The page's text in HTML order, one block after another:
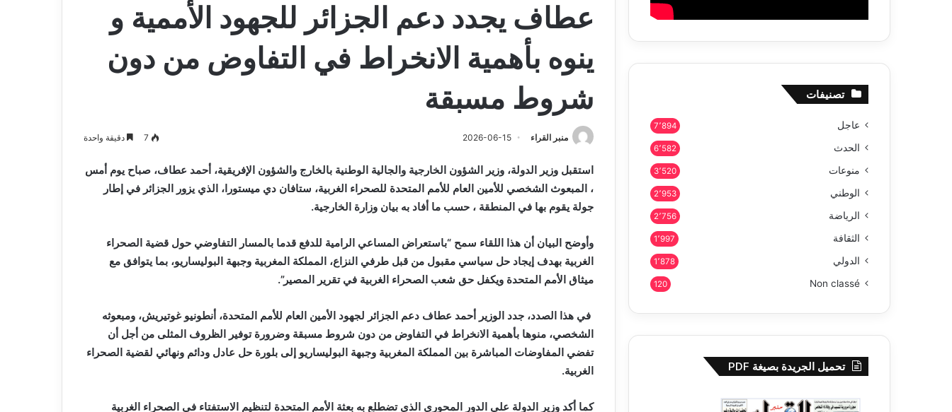
عطاف يجدد دعم الجزائر للجهود الأممية و
ينوه بأهمية الانخراط في التفاوض من دون
شروط مسبقة
منبر القراء 2026-06-15
7 دقيقة واحدة
استقبل وزير الدولة، وزير الشؤون الخارجية والجالية الوطنية بالخارج والشؤون الإفريقية، أحمد عطاف، صباح يوم أمس
، المبعوث الشخصي للأمين العام للأمم المتحدة للصحراء الغربية، ستافان دي ميستورا، الذي يزور الجزائر في إطار
جولة يقوم بها في المنطقة ، حسب ما أفاد به بيان وزارة الخارجية.
وأوضح البيان أن هذا اللقاء سمح “باستعراض المساعي الرامية للدفع قدما بالمسار التفاوضي حول قضية الصحراء
الغربية بهدف إيجاد حل سياسي مقبول من قبل طرفي النزاع، المملكة المغربية وجبهة البوليساريو، بما يتوافق مع
ميثاق الأمم المتحدة ويكفل حق شعب الصحراء الغربية في تقرير المصير”.
في هذا الصدد، جدد الوزير أحمد عطاف دعم الجزائر لجهود الأمين العام للأمم المتحدة، أنطونيو غوتيريش، ومبعوثه
الشخصي، منوها بأهمية الانخراط في التفاوض من دون شروط مسبقة وضرورة توفير الظروف المثلى من أجل أن
تفضي المفاوضات المباشرة بين المملكة المغربية وجبهة البوليساريو إلى بلورة حل عادل ودائم ونهائي لقضية الصحراء
الغربية.
كما أكد وزير الدولة على الدور المحوري الذي تضطلع به بعثة الأمم المتحدة لتنظيم الاستفتاء في الصحراء الغربية
تصنيفات
عاجل 7٬894
الحدث 6٬582
منوعات 3٬520
الوطني 2٬953
الرياضة 2٬756
الثقافة 1٬997
الدولي 1٬878
Non classé
120
تحميل الجريدة بصيغة PDF